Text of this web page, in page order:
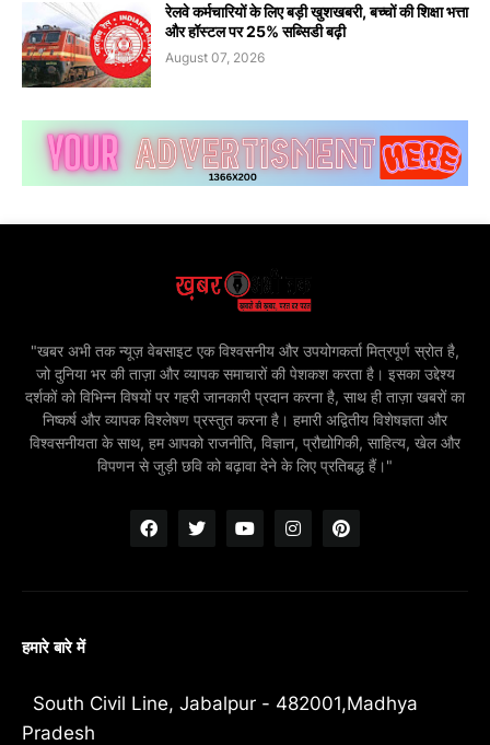
रेलवे कर्मचारियों के लिए बड़ी खुशखबरी, बच्चों की शिक्षा भत्ता
और हॉस्टल पर 25% सब्सिडी बढ़ी
August 07, 2026
"खबर अभी तक न्यूज़ वेबसाइट एक विश्वसनीय और उपयोगकर्ता मित्रपूर्ण स्रोत है,
जो दुनिया भर की ताज़ा और व्यापक समाचारों की पेशकश करता है। इसका उद्देश्य
दर्शकों को विभिन्न विषयों पर गहरी जानकारी प्रदान करना है, साथ ही ताज़ा खबरों का
निष्कर्ष और व्यापक विश्लेषण प्रस्तुत करना है। हमारी अद्वितीय विशेषज्ञता और
विश्वसनीयता के साथ, हम आपको राजनीति, विज्ञान, प्रौद्योगिकी, साहित्य, खेल और
विपणन से जुड़ी छवि को बढ़ावा देने के लिए प्रतिबद्ध हैं।"
हमारे बारे में
South Civil Line, Jabalpur - 482001,Madhya
Pradesh